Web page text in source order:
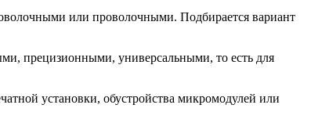
или проволочными. Подбирается вариант
прецизионными, универсальными, то есть для
установки, обустройства микромодулей или